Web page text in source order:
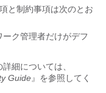
と制約事項は次のとお
ク管理者だけがデフ
細については、
Guide』を参照してく